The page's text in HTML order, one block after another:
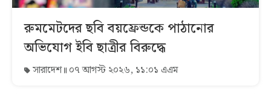
রুমমেটদের ছবি বয়ফ্রেন্ডকে পাঠানোর
অভিযোগ ইবি ছাত্রীর বিরুদ্ধে
সারাদেশ ০৭ আগস্ট ২০২৬, ১১:০১ এএম